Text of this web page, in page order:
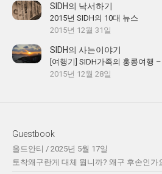
SIDH의 낙서하기
2015년 SIDH의 10대 뉴스
2015년 12월 31일
SIDH의 사는이야기
[여행기] SIDH가족의 홍콩여행
2015년 12월 28일
Guestbook
올드안티 / 2025년 5월 17일
토착왜구란게 대체 뭡니까? 왜구 후손인가